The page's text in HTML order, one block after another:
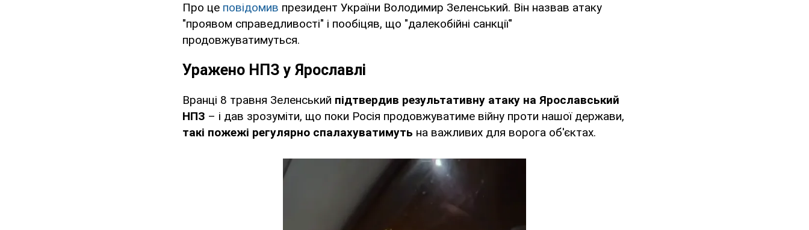
Про це повідомив президент України Володимир Зеленський. Він назвав атаку
"проявом справедливості" і пообіцяв, що "далекобійні санкції"
продовжуватимуться.
Уражено НПЗ у Ярославлі
Вранці 8 травня Зеленський підтвердив результативну атаку на Ярославський
НПЗ – і дав зрозуміти, що поки Росія продовжуватиме війну проти нашої держави,
такі пожежі регулярно спалахуватимуть на важливих для ворога об'єктах.